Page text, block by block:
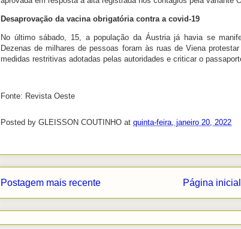
Desaprovação da vacina obrigatória contra a covid-19
No último sábado, 15, a população da Áustria já havia se
Dezenas de milhares de pessoas foram às ruas de Viena
medidas restritivas adotadas pelas autoridades e criticar o
Fonte: Revista Oeste
Posted by GLEISSON COUTINHO at quinta-feira, janeiro 20, 2022
Postagem mais recente Página inicial